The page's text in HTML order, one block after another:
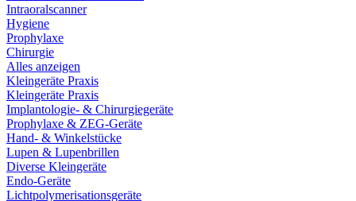
Intraoralscanner
Hygiene
Prophylaxe
Chirurgie
Alles anzeigen
Kleingeräte Praxis
Kleingeräte Praxis
Implantologie- & Chirurgiegeräte
Prophylaxe & ZEG-Geräte
Hand- & Winkelstücke
Lupen & Lupenbrillen
Diverse Kleingeräte
Endo-Geräte
Lichtpolymerisationsgeräte